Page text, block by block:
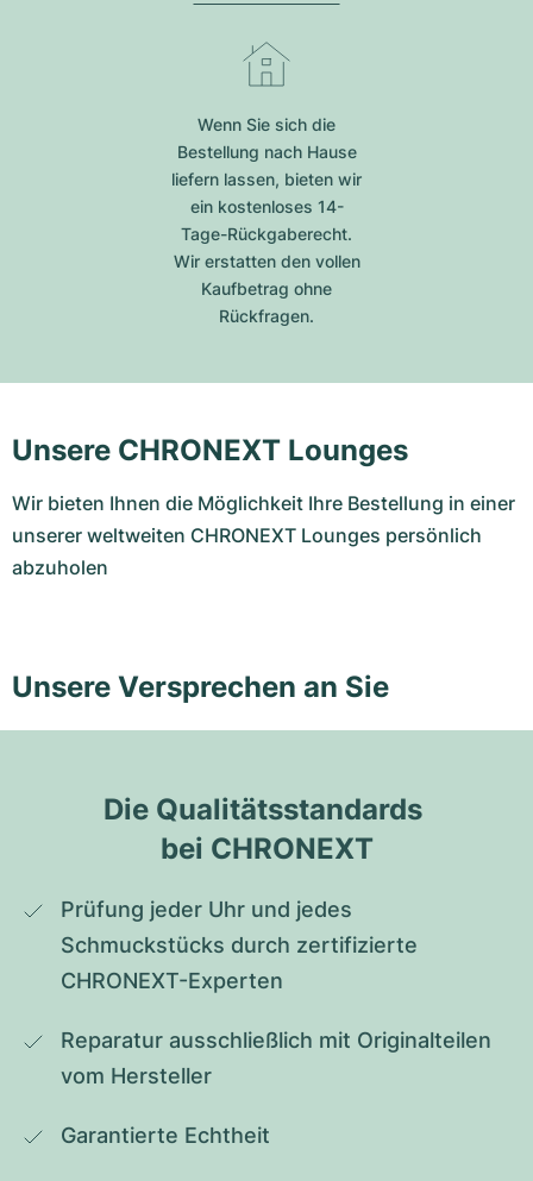
Wenn Sie sich die
Bestellung nach Hause
liefern lassen, bieten wir
ein kostenloses 14-
Tage-Rückgaberecht.
Wir erstatten den vollen
Kaufbetrag ohne
Rückfragen.
Unsere CHRONEXT Lounges
Wir bieten Ihnen die Möglichkeit Ihre Bestellung in einer
unserer weltweiten CHRONEXT Lounges persönlich
abzuholen
Unsere Versprechen an Sie
Die Qualitätsstandards
bei CHRONEXT
Prüfung jeder Uhr und jedes
Schmuckstücks durch zertifizierte
CHRONEXT-Experten
Reparatur ausschließlich mit Originalteilen
vom Hersteller
Garantierte Echtheit